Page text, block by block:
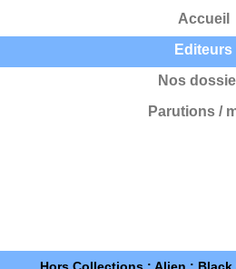
Accueil
Editeurs
Nos
Parutions /